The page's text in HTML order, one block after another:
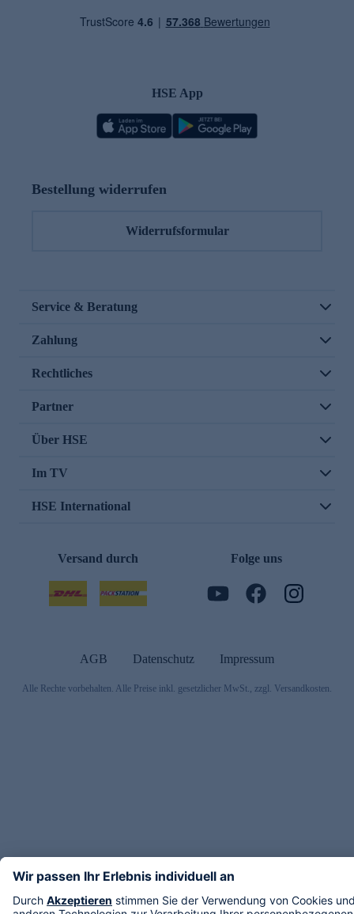
HSE App
Bestellung widerrufen
Widerrufsformular
Service & Beratung
Zahlung
Rechtliches
Partner
Über HSE
Im TV
HSE International
Versand durch Folge uns
AGB Datenschutz Impressum
Alle Rechte vorbehalten. Alle Preise inkl. gesetzlicher MwSt., zzgl. Versandkosten.